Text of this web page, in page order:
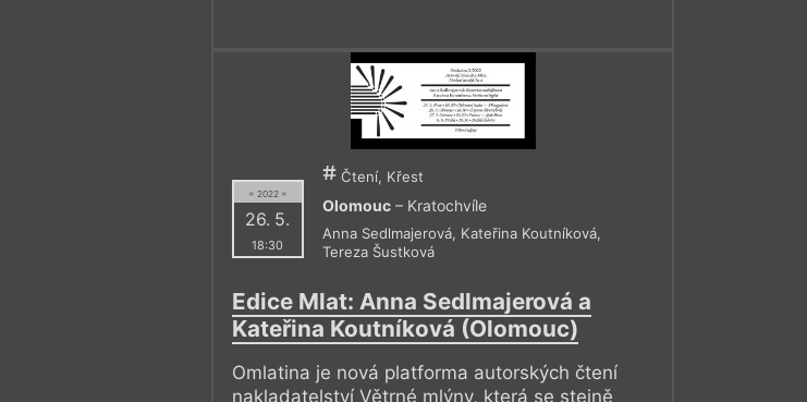
= 2022 =
26. 5.
18:30
Čtení, Křest
Olomouc – Kratochvíle
Anna Sedlmajerová, Kateřina Koutníková,
Tereza Šustková
Edice Mlat: Anna Sedlmajerová a
Kateřina Koutníková (Olomouc)
Omlatina je nová platforma autorských čtení
nakladatelství Větrné mlýny, která se stejně